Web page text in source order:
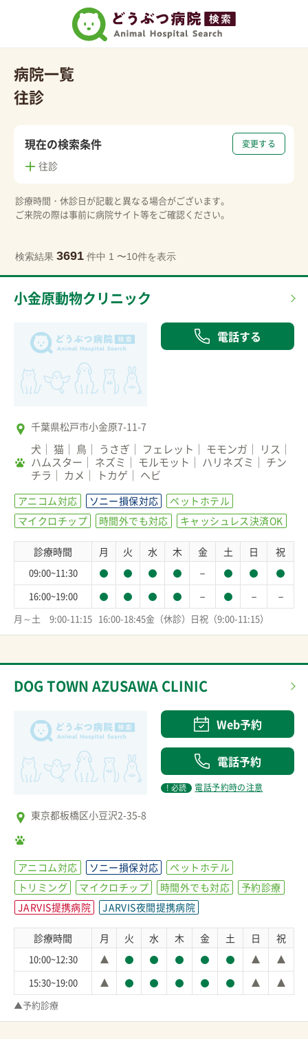
病院一覧
往診
変更する
現在の検索条件
往診
診療時間・休診日が記載と異なる場合がございます。
ご来院の際は事前に病院サイト等をご確認ください。
検索結果 3691 件中 1 〜10件を表示
小金原動物クリニック
電話する
千葉県松戸市小金原7-11-7
犬 猫 鳥 うさぎ フェレット モモンガ
リス
ハムスター
ネズミ モルモット ハリネズミ
チン
チラ
カメ トカゲ ヘビ
アニコム対応 ソニー損保対応
ペットホテル
マイクロチップ
時間外でも対応 キャッシュレス決済OK
診療時間 月 火 水 木 金 土 日 祝
09:00~11:30 －
16:00~19:00 － － －
月～土　9:00-11:15   16:00-18:45金（休診）日祝（9:00-11:15）
DOG TOWN AZUSAWA CLINIC
Web予約
電話予約
! 必読 電話予約時の注意
東京都板橋区小豆沢2-35-8
アニコム対応 ソニー損保対応
ペットホテル
トリミング
マイクロチップ 時間外でも対応
予約診療
JARVIS提携病院
JARVIS夜間提携病院
診療時間 月 火 水 木 金 土 日 祝
10:00~12:30
15:30~19:00
▲予約診療